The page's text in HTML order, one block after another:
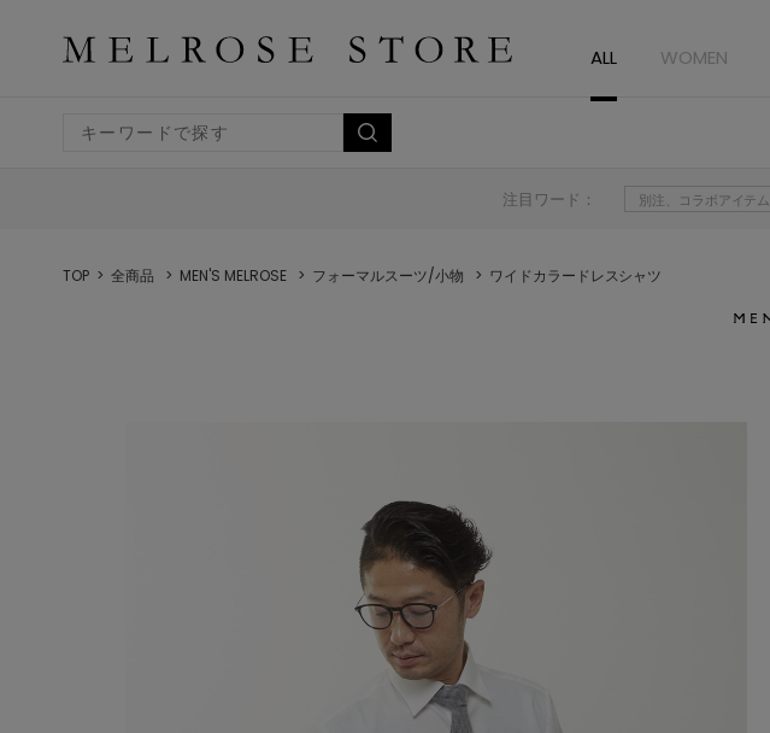
ALL WOMEN
注目ワード： 別注、コラボアイテム
TOP 全商品 MEN'S MELROSE フォーマルスーツ/小物 ワイドカラードレスシャツ